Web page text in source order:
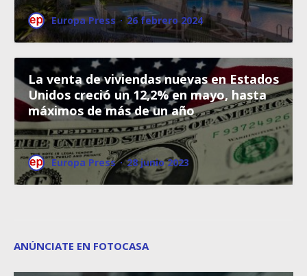
Europa Press · 26 febrero 2024
La venta de viviendas nuevas en Estados
Unidos creció un 12,2% en mayo, hasta
máximos de más de un año
Europa Press · 28 junio 2023
ANÚNCIATE EN FOTOCASA